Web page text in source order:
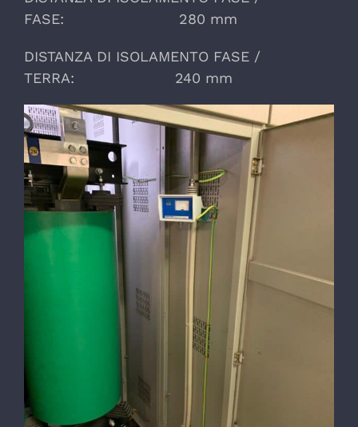
FASE: 280 mm
DISTANZA DI ISOLAMENTO FASE /
TERRA: 240 mm